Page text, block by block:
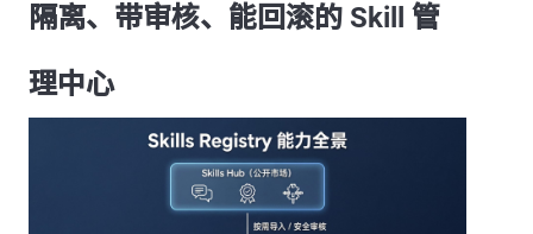
隔离、带审核、能回滚的 Skill 管
理中心